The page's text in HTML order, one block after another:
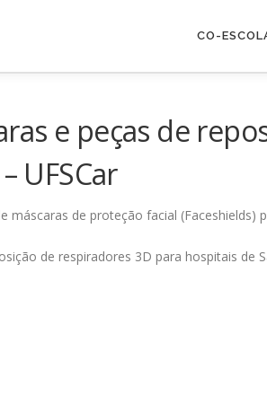
CO-
e peças de
UFSCar
de proteção facial (Faceshields)
de respiradores 3D para hospitais de